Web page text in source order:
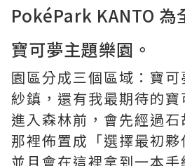
PokéPark KANTO 為
寶可夢主題樂園。
園區分成三個區域：寶
紗鎮，還有我最期待的寶
進入森林前，會先經過石
那裡佈置成「選擇最初夥
並且會在這裡拿到一本